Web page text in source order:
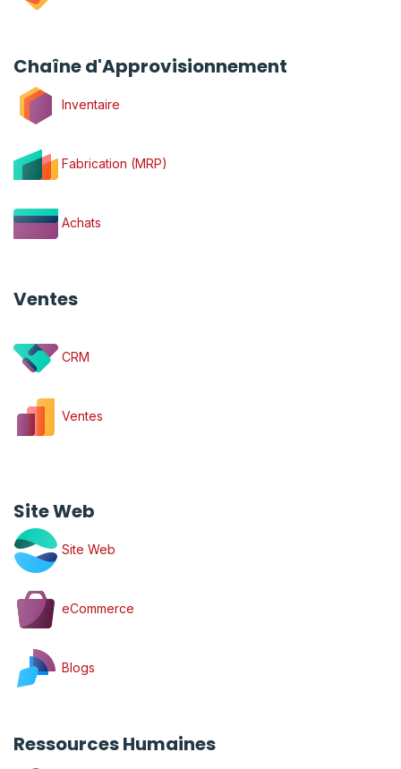
Chaîne d'Approvisionnement
Inventaire
Fabrication (MRP)
Achats
Ventes
CRM
Ventes
Site Web
Site Web
eCommerce
Blogs
Ressources Humaines